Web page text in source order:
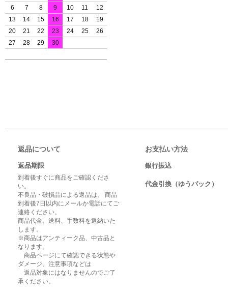
6
7 8 9 10 11
12
13
14 15 16 17 18
19
20
21 22 23 24 25
26
27
28 29 30
返品について
返品期限
到着後すぐに商品をご確認くださ
い。
不良品・破損品による返品は、 商品
到着後7日以内にメールか電話にてご
連絡ください。
商品代金、送料、手数料を返納いた
します。
※商品はアンティーク品、中古品と
なります。
商品ページにて確認できる状態や
ダメージ、注意事項などは
返品対象にはなりませんのでご了
承ください。
お支払い方法
銀行振込
代金引換（ゆうパック）